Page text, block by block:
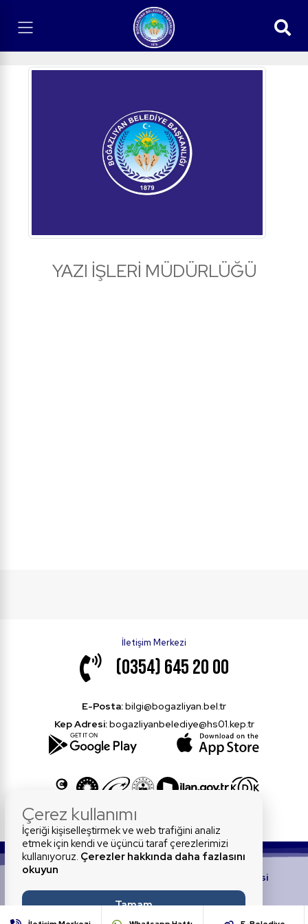
YAZI İŞLERİ MÜDÜRLÜĞÜ
İletişim Merkezi
(0354) 645 20 00
E-Posta:bilgi@bogazliyan.bel.tr
Kep Adresi:bogazliyanbelediye@hs01.kep.tr
© 2026 Tüm Hakları Saklıdır. Boğazlıyan Belediyesi
Çerez kullanımı
İçeriği kişiselleştirmek ve web trafiğini analiz
etmek için kendi ve üçüncü taraf çerezlerimizi
kullanıyoruz. Çerezler hakkında daha fazlasını
okuyun
Tamam